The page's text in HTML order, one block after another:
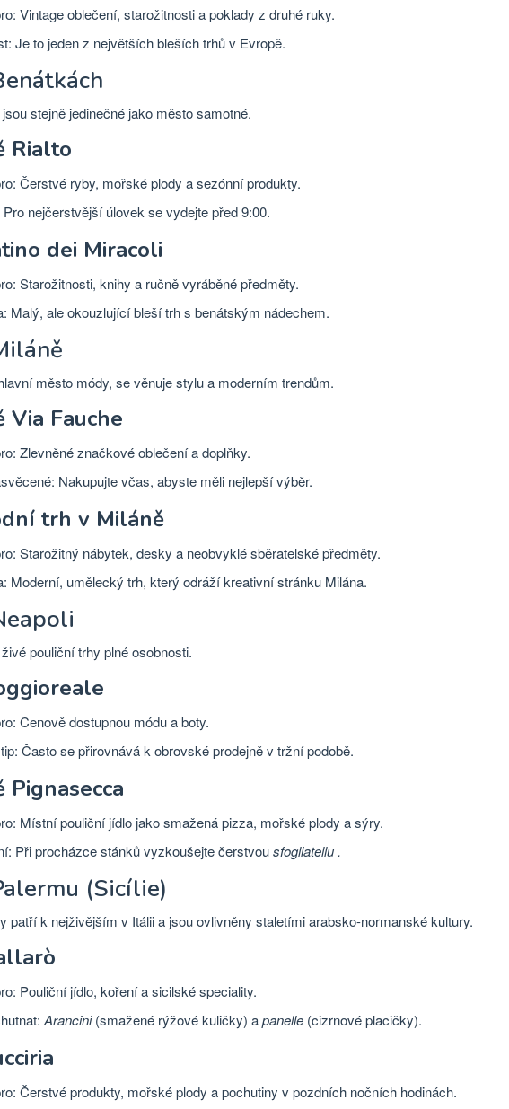
Vintage oblečení, starožitnosti a poklady z druhé ruky.
Je to jeden z největších bleších trhů v Evropě.
stejně jedinečné jako město samotné.
Rialto
Čerstvé ryby, mořské plody a sezónní produkty.
nejčerstvější úlovek se vydejte před 9:00.
dei Miracoli
Starožitnosti, knihy a ručně vyráběné předměty.
Malý, ale okouzlující bleší trh s benátským nádechem.
město módy, se věnuje stylu a moderním trendům.
Via Fauche
Zlevněné značkové oblečení a doplňky.
Nakupujte včas, abyste měli nejlepší výběr.
trh v Miláně
Starožitný nábytek, desky a neobvyklé sběratelské předměty.
Moderní, umělecký trh, který odráží kreativní stránku Milána.
pouliční trhy plné osobnosti.
Cenově dostupnou módu a boty.
Často se přirovnává k obrovské prodejně v tržní podobě.
Pignasecca
Místní pouliční jídlo jako smažená pizza, mořské plody a sýry.
Při procházce stánkůvyzkoušejte čerstvousfogliatellu .
(Sicílie)
patří k nejživějším v Itálii a jsou ovlivněny staletími arabsko-normanské kultury.
Pouliční jídlo, koření a sicilské speciality.
Arancini(smažené rýžové kuličky) apanelle (cizrnové placičky).
Čerstvé produkty, mořské plody a pochutiny v pozdních nočních hodinách.